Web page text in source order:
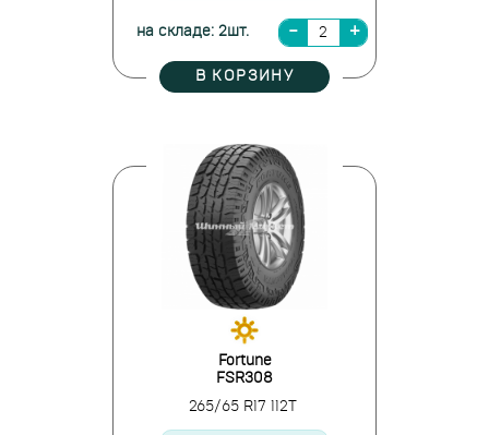
на складе: 2шт.
В КОРЗИНУ
Fortune
FSR308
265/65 R17 112T